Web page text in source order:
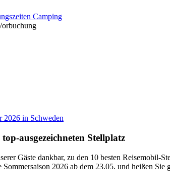
Camping
ausgezeichneten Stellplatz
Gäste dankbar, zu den 10 besten Reisemobil-
2026 ab dem 23.05. und heißen Sie